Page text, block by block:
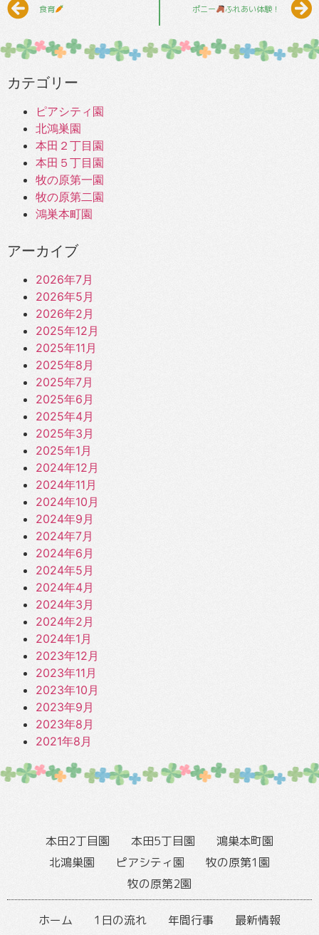
食育 ポニー ふれあい体験！
カテゴリー
ピアシティ園
北鴻巣園
本田２丁目園
本田５丁目園
牧の原第一園
牧の原第二園
鴻巣本町園
アーカイブ
2026年7月
2026年5月
2026年2月
2025年12月
2025年11月
2025年8月
2025年7月
2025年6月
2025年4月
2025年3月
2025年1月
2024年12月
2024年11月
2024年10月
2024年9月
2024年7月
2024年6月
2024年5月
2024年4月
2024年3月
2024年2月
2024年1月
2023年12月
2023年11月
2023年10月
2023年9月
2023年8月
2021年8月
本田2丁目園 本田5丁目園
鴻巣本町園
北鴻巣園
ピアシティ園
牧の原第1園
牧の原第2園
ホーム 1日の流れ 年間行事
最新情報